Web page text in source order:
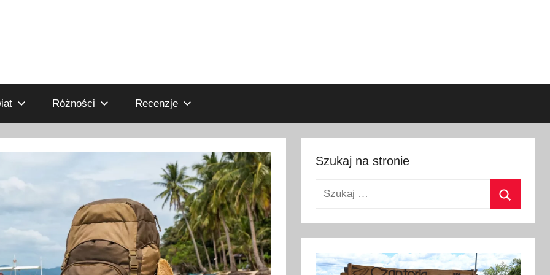
Różności Recenzje
Szukaj na stronie
Szukaj: